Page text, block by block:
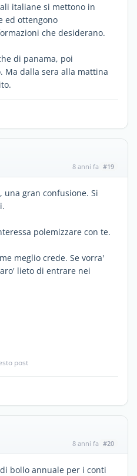
italiane si mettono in
ed ottengono
che desiderano.
di panama, poi
Ma dalla sera alla mattina
8 anni fa #19
una gran confusione. Si
polemizzare con te.
meglio crede. Se vorra'
lieto di entrare nei
post
8 anni fa #20
bollo annuale per i conti